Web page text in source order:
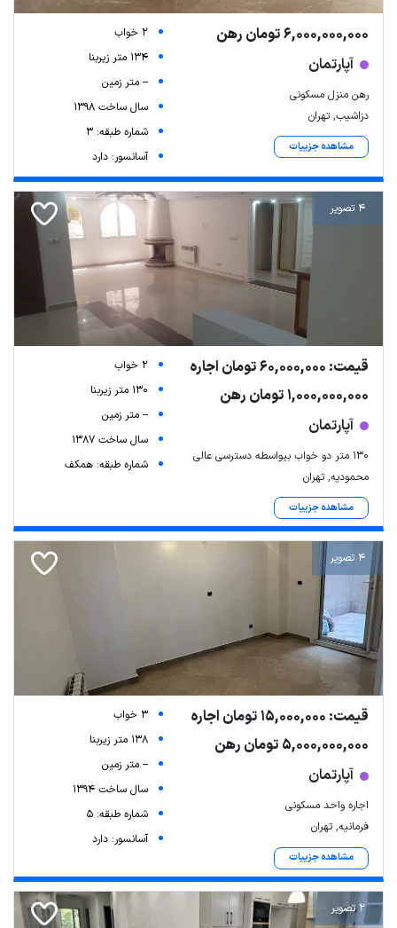
6,000,000,000 تومان رهن
آپارتمان
رهن منزل مسکونی
دزاشیب, تهران
مشاهده جزییات
2 خواب
134 متر زیربنا
-- متر زمین
سال ساخت 1398
شماره طبقه: 3
آسانسور: دارد
4 تصویر
قیمت: 60,000,000 تومان اجاره
1,000,000,000 تومان رهن
آپارتمان
۱۳۰ متر دو خواب بیواسطه دسترسی عالی
محمودیه, تهران
مشاهده جزییات
2 خواب
130 متر زیربنا
-- متر زمین
سال ساخت 1387
شماره طبقه: همکف
4 تصویر
قیمت: 15,000,000 تومان اجاره
5,000,000,000 تومان رهن
آپارتمان
اجاره واحد مسکونی
فرمانیه, تهران
مشاهده جزییات
3 خواب
138 متر زیربنا
-- متر زمین
سال ساخت 1394
شماره طبقه: 5
آسانسور: دارد
2 تصویر